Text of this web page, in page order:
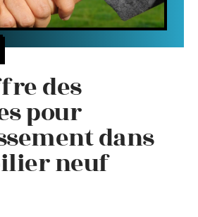
des
pour
dans
neuf